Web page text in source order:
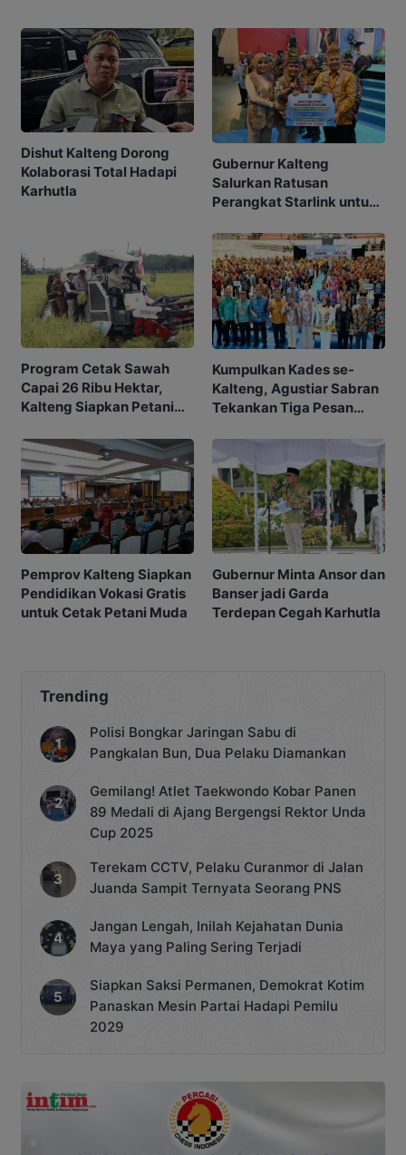
Dishut Kalteng Dorong
Kolaborasi Total Hadapi
Karhutla
Gubernur Kalteng
Salurkan Ratusan
Perangkat Starlink untuk
Program Cetak Sawah
Capai 26 Ribu Hektar,
Kalteng Siapkan Petani
Kumpulkan Kades se-
Kalteng, Agustiar Sabran
Tekankan Tiga Pesan
Pemprov Kalteng Siapkan
Pendidikan Vokasi Gratis
untuk Cetak Petani Muda
Gubernur Minta Ansor dan
Banser jadi Garda
Terdepan Cegah Karhutla
Trending
Polisi Bongkar Jaringan Sabu di
Pangkalan Bun, Dua Pelaku Diamankan
Gemilang! Atlet Taekwondo Kobar Panen
89 Medali di Ajang Bergengsi Rektor Unda
Cup 2025
Terekam CCTV, Pelaku Curanmor di Jalan
Juanda Sampit Ternyata Seorang PNS
Jangan Lengah, Inilah Kejahatan Dunia
Maya yang Paling Sering Terjadi
Siapkan Saksi Permanen, Demokrat Kotim
Panaskan Mesin Partai Hadapi Pemilu
2029